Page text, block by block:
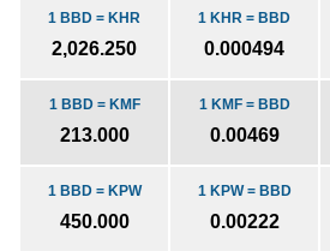
1 KHR = BBD
0.000494
1 BBD = KHR
2,026.250
1 KMF = BBD
0.00469
1 BBD = KMF
213.000
1 KPW = BBD
0.00222
1 BBD = KPW
450.000